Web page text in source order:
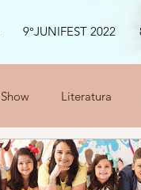
9°JUNIFEST 2022
Show Literatura